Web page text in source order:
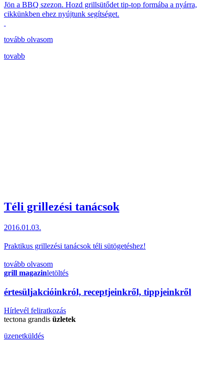
Jön a BBQ szezon. Hozd grillsütődet tip-top formába a nyárra,
cikkünkben ehez nyújtunk segítséget.
tovább olvasom
tovabb
Téli grillezési tanácsok
2016.01.03.
Praktikus grillezési tanácsok téli sütögetéshez!
tovább olvasom
grill magazinletöltés
értesüljakcióinkról, receptjeinkről, tippjeinkről
Hírlevél feliratkozás
tectona grandis üzletek
üzenetküldés